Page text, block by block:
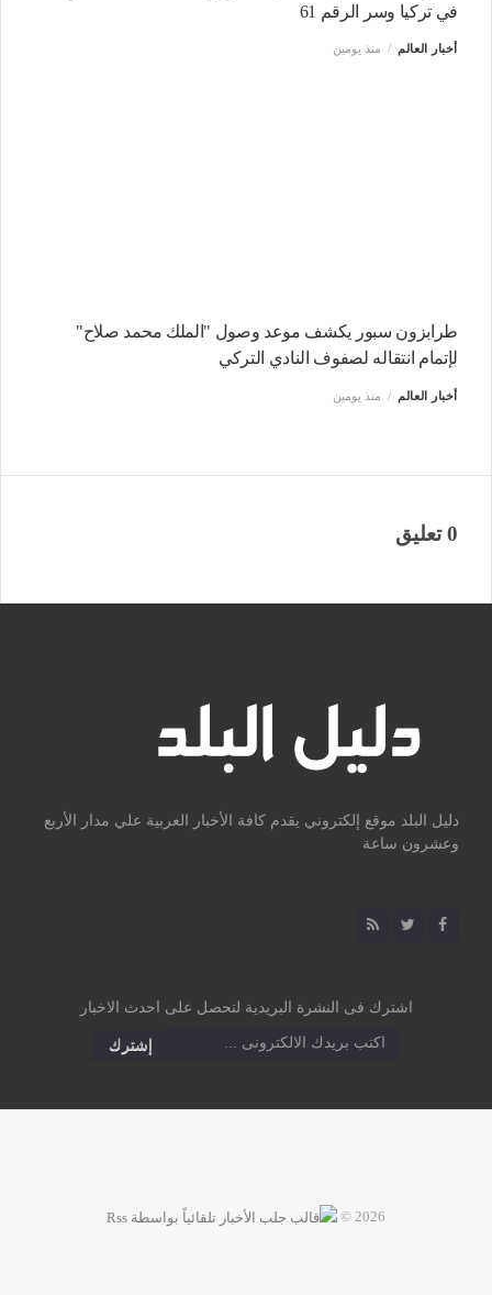
في تركيا وسر الرقم 61
أخبار العالم منذ يومين
طرابزون سبور يكشف موعد وصول "الملك محمد صلاح"
لإتمام انتقاله لصفوف النادي التركي
أخبار العالم منذ يومين
0 تعليق
دليل البلد موقع إلكتروني يقدم كافة الأخبار العربية علي مدار الأربع
وعشرون ساعة
اشترك فى النشرة البريدية لتحصل على احدث الاخبار
2026 ©